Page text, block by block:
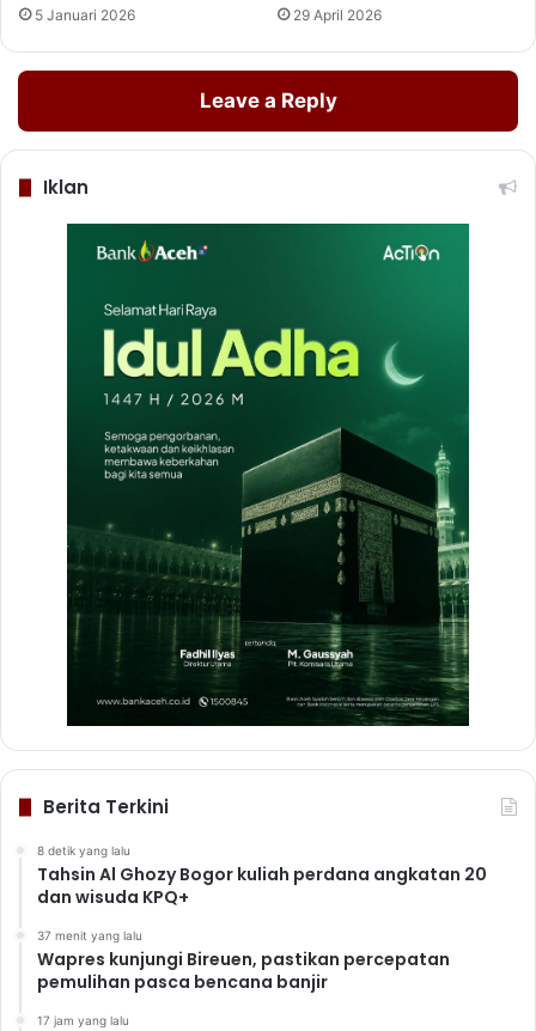
5 Januari 2026 29 April 2026
Leave a Reply
Iklan
Berita Terkini
8 detik yang lalu
Tahsin Al Ghozy Bogor kuliah perdana angkatan 20
dan wisuda KPQ+
37 menit yang lalu
Wapres kunjungi Bireuen, pastikan percepatan
pemulihan pasca bencana banjir
17 jam yang lalu